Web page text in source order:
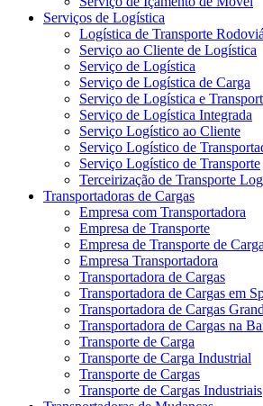
Serviços de Logística
Logística de Transporte
Serviço ao Cliente de Logística
Serviço de Logística
Serviço de Logística de Carga
Serviço de Logística e
Serviço de Logística Integrada
Serviço Logístico ao Cliente
Serviço Logístico de
Serviço Logístico de Transporte
Terceirização de Transporte
Transportadoras de Cargas
Empresa com Transportadora
Empresa de Transporte
Empresa de Transporte de
Empresa Transportadora
Transportadora de Cargas
Transportadora de Cargas em
Transportadora de Cargas
Transportadora de Cargas na
Transporte de Carga
Transporte de Carga Industrial
Transporte de Cargas
Transporte de Cargas Industriais